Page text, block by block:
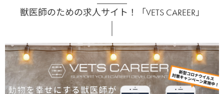
獣医師のための求人サイト！「VETS CAREER」